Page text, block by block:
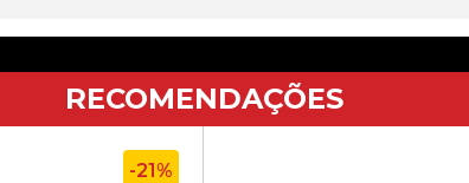
RECOMENDAÇÕES
-21%